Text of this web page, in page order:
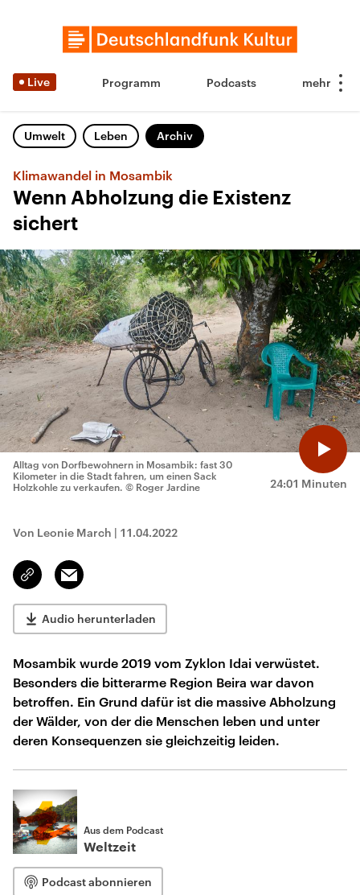
Live Programm Podcasts
Umwelt Leben Archiv
Klimawandel in Mosambik
Wenn Abholzung die Existenz
sichert
24:01 Minuten
Alltag von Dorfbewohnern in Mosambik: fast 30
Kilometer in die Stadt fahren, um einen Sack
Holzkohle zu verkaufen. © Roger Jardine
Von Leonie March | 11.04.2022
Link
kopieren/teilen
Email
Audio herunterladen
Mosambik wurde 2019 vom Zyklon Idai verwüstet.
Besonders die bitterarme Region Beira war davon
betroffen. Ein Grund dafür ist die massive Abholzung
der Wälder, von der die Menschen leben und unter
deren Konsequenzen sie gleichzeitig leiden.
Aus dem Podcast
Weltzeit
Podcast abonnieren